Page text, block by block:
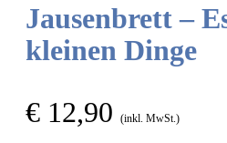
Jausenbrett –
kleinen Dinge
€ 12,90 (inkl. MwSt.)